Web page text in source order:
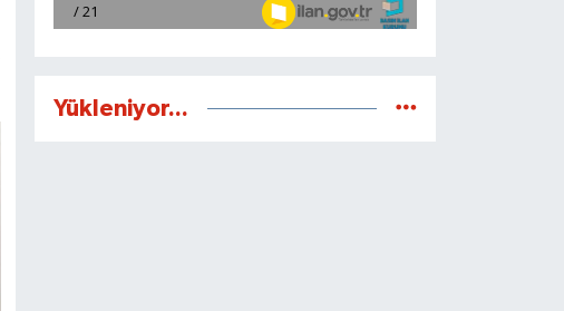
Yükleniyor...